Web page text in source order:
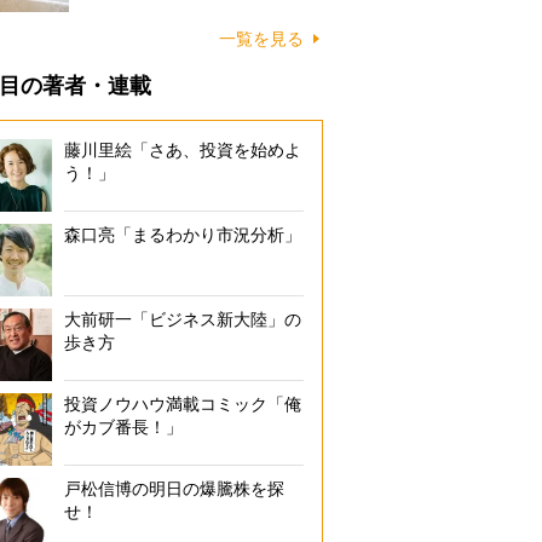
一覧を見る
の著者・連載
藤川里絵「さあ、投資を始めよ
う！」
森口亮「まるわかり市況分析」
大前研一「ビジネス新大陸」の
歩き方
投資ノウハウ満載コミック「俺
がカブ番長！」
戸松信博の明日の爆騰株を探
せ！